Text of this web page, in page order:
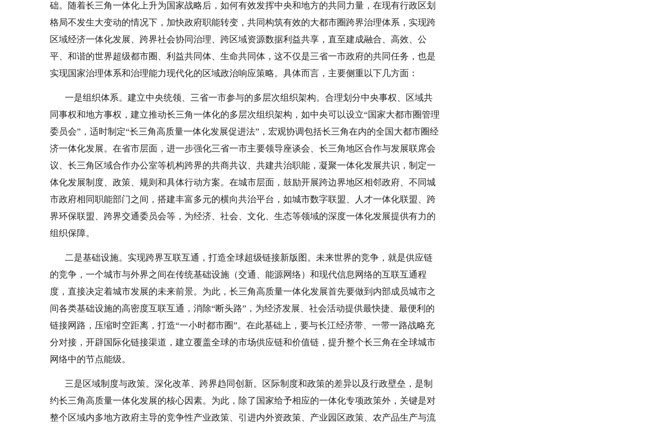
础。随着长三角一体化上升为国家战略后，如何有效发挥中央和地方的共同力量，在现有行政区划
格局不发生大变动的情况下，加快政府职能转变，共同构筑有效的大都市圈跨界治理体系，实现跨
区域经济一体化发展、跨界社会协同治理、跨区域资源数据利益共享，直至建成融合、高效、公
平、和谐的世界超级都市圈、利益共同体、生命共同体，这不仅是三省一市政府的共同任务，也是
实现国家治理体系和治理能力现代化的区域政治响应策略。具体而言，主要侧重以下几方面：
一是组织体系。建立中央统领、三省一市参与的多层次组织架构。合理划分中央事权、区域共
同事权和地方事权，建立推动长三角一体化的多层次组织架构，如中央可以设立“国家大都市圈管理
委员会”，适时制定“长三角高质量一体化发展促进法”，宏观协调包括长三角在内的全国大都市圈经
济一体化发展。在省市层面，进一步强化三省一市主要领导座谈会、长三角地区合作与发展联席会
议、长三角区域合作办公室等机构跨界的共商共议、共建共治职能，凝聚一体化发展共识，制定一
体化发展制度、政策、规则和具体行动方案。在城市层面，鼓励开展跨边界地区相邻政府、不同城
市政府相同职能部门之间，搭建丰富多元的横向共治平台，如城市数字联盟、人才一体化联盟、跨
界环保联盟、跨界交通委员会等，为经济、社会、文化、生态等领域的深度一体化发展提供有力的
组织保障。
二是基础设施。实现跨界互联互通，打造全球超级链接新版图。未来世界的竞争，就是供应链
的竞争，一个城市与外界之间在传统基础设施（交通、能源网络）和现代信息网络的互联互通程
度，直接决定着城市发展的未来前景。为此，长三角高质量一体化发展首先要做到内部成员城市之
间各类基础设施的高密度互联互通，消除“断头路”，为经济发展、社会活动提供最快捷、最便利的
链接网路，压缩时空距离，打造“一小时都市圈”。在此基础上，要与长江经济带、一带一路战略充
分对接，开辟国际化链接渠道，建立覆盖全球的市场供应链和价值链，提升整个长三角在全球城市
网络中的节点能级。
三是区域制度与政策。深化改革、跨界趋同创新。区际制度和政策的差异以及行政壁垒，是制
约长三角高质量一体化发展的核心因素。为此，除了国家给予相应的一体化专项政策外，关键是对
整个区域内多地方政府主导的竞争性产业政策、引进内外资政策、产业园区政策、农产品生产与流